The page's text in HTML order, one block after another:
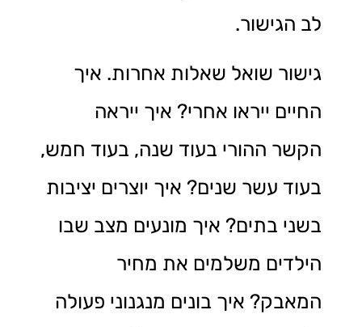
לב הגישור.
גישור שואל שאלות אחרות. איך
החיים ייראו אחרי? איך ייראה
הקשר ההורי בעוד שנה, בעוד חמש,
בעוד עשר שנים? איך יוצרים יציבות
בשני בתים? איך מונעים מצב שבו
הילדים משלמים את מחיר
המאבק? איך בונים מנגנוני פעולה